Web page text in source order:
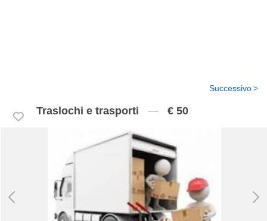
Traslochi e trasporti € 50
Successivo